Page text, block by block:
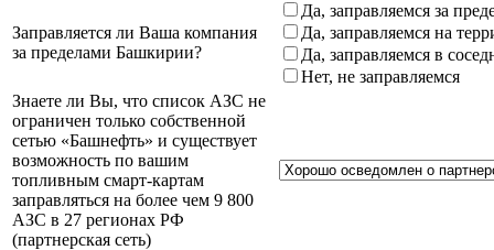
Заправляется ли Ваша компания
за пределами Башкирии?
Да, заправляемся за
Да, заправляемся на
Да, заправляемся в
Нет, не заправляемся
Знаете ли Вы, что список АЗС не
ограничен только собственной
сетью «Башнефть» и существует
возможность по вашим
топливным смарт-картам
заправляться на более чем 9 800
АЗС в 27 регионах РФ
(партнерская сеть)